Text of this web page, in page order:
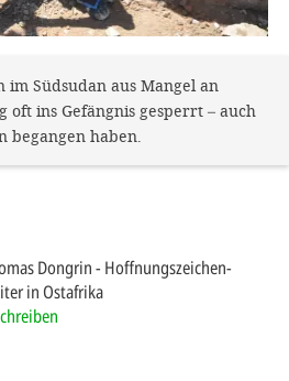
im Südsudan aus Mangel an
oft ins Gefängnis gesperrt – auch
begangen haben.
Dongrin Hoffnungszeichen-
in Ostafrika
unsere
gewinnen.
den